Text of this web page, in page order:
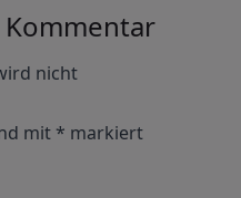
nicht
mit* markiert